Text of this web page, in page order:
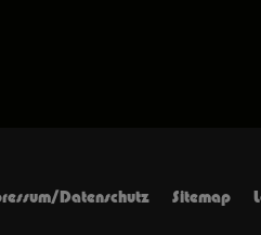
Datenschutz Sitemap